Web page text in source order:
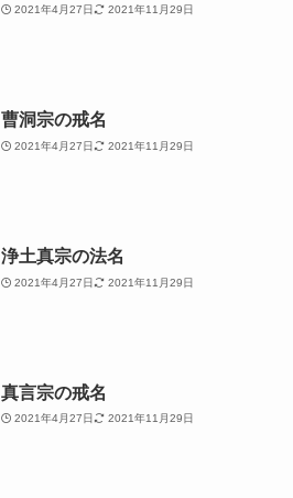
2021年4月27日 2021年11月29日
曹洞宗の戒名
2021年4月27日 2021年11月29日
浄土真宗の法名
2021年4月27日 2021年11月29日
真言宗の戒名
2021年4月27日 2021年11月29日